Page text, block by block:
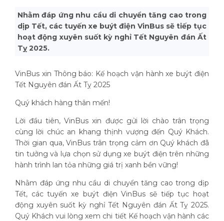
Nhằm đáp ứng nhu cầu di chuyển tăng cao trong
dịp Tết, các tuyến xe buýt điện VinBus sẽ tiếp tục
hoạt động xuyên suốt kỳ nghỉ Tết Nguyên đán Ất
Tỵ 2025.
VinBus xin Thông báo: Kế hoạch vận hành xe buýt điện
Tết Nguyên đán Ất Tỵ 2025
Quý khách hàng thân mến!
Lời đầu tiên, VinBus xin được gửi lời chào trân trọng
cùng lời chúc an khang thịnh vượng đến Quý Khách.
Thời gian qua, VinBus trân trọng cảm ơn Quý khách đã
tin tưởng và lựa chọn sử dụng xe buýt điện trên những
hành trình lan tỏa những giá trị xanh bền vững!
Nhằm đáp ứng nhu cầu di chuyển tăng cao trong dịp
Tết, các tuyến xe buýt điện VinBus sẽ tiếp tục hoạt
động xuyên suốt kỳ nghỉ Tết Nguyên đán Ất Tỵ 2025.
Quý Khách vui lòng xem chi tiết Kế hoạch vận hành các